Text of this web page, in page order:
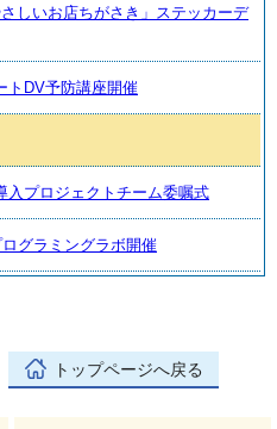
しいお店ちがさき」ステッカーデ
DV予防講座開催
プロジェクトチーム委嘱式
グラミングラボ開催
トップページへ戻る